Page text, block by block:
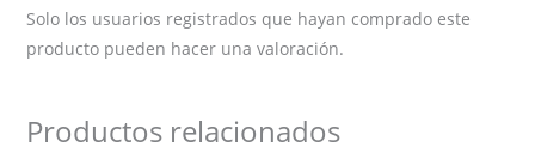
Solo los usuarios registrados que hayan comprado este
producto pueden hacer una valoración.
Productos relacionados